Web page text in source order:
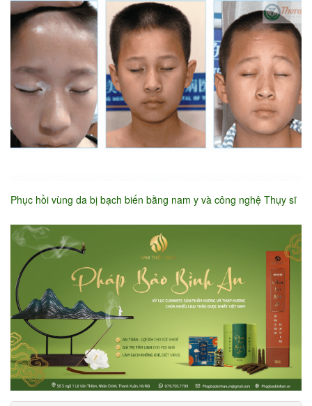
Phục hồi vùng da bị bạch biến bằng nam y và công nghệ Thụy sĩ